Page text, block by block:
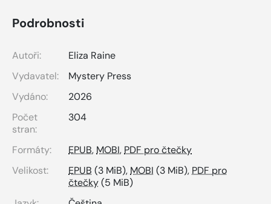
Podrobnosti
Autoři:
Eliza Raine
Vydavatel:
Mystery Press
Vydáno:
2026
Počet
stran:
304
Formáty: EPUB, MOBI, PDF pro čtečky
Velikost:
EPUB (3 MiB), MOBI (3 MiB), PDF pro
čtečky(5 MiB)